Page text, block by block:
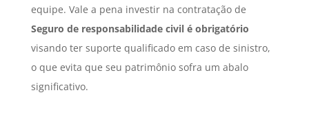
equipe. Vale a pena investir na contratação de
Seguro de responsabilidade civil é obrigatório
visando ter suporte qualificado em caso de sinistro,
o que evita que seu patrimônio sofra um abalo
significativo.